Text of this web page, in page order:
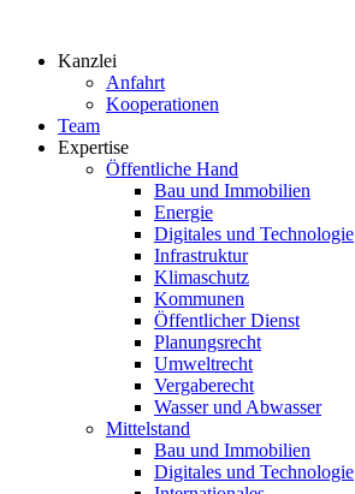
springenKanzlei
Anfahrt
Kooperationen
Team
Expertise
Öffentliche Hand
Bau und Immobilien
Energie
Digitales und Technologie
Infrastruktur
Klimaschutz
Kommunen
Öffentlicher Dienst
Planungsrecht
Umweltrecht
Vergaberecht
Wasser und Abwasser
Mittelstand
Bau und Immobilien
Digitales und Technologie